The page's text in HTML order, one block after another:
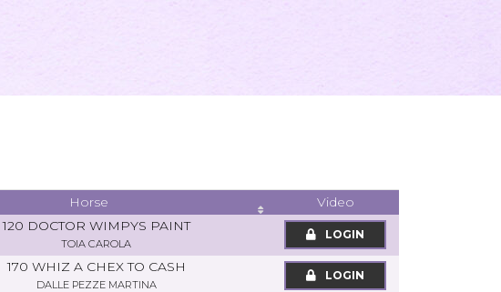
Horse
Video
120 DOCTOR WIMPYS PAINT
TOIA CAROLA
LOGIN
170 WHIZ A CHEX TO CASH
DALLE PEZZE MARTINA
LOGIN